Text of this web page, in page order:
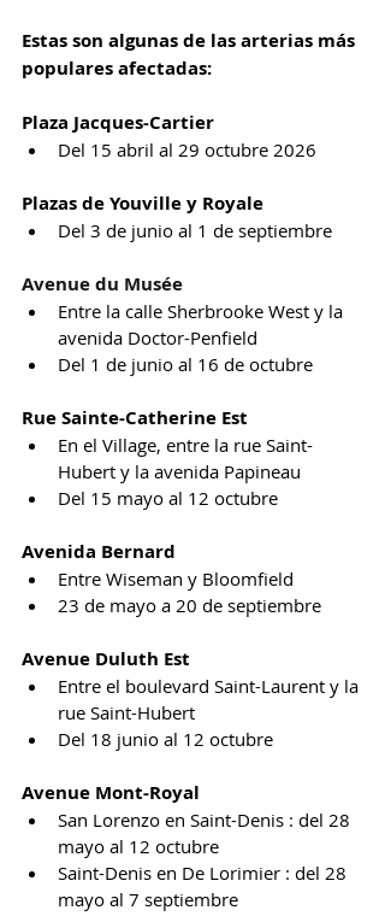
Estas son algunas de las arterias más
populares afectadas:
Plaza Jacques-Cartier
Del 15 abril al 29 octubre 2026
Plazas de Youville y Royale
Del 3 de junio al 1 de septiembre
Avenue du Musée
Entre la calle Sherbrooke West y la
avenida Doctor-Penfield
Del 1 de junio al 16 de octubre
Rue Sainte-Catherine Est
En el Village, entre la rue Saint-
Hubert y la avenida Papineau
Del 15 mayo al 12 octubre
Avenida Bernard
Entre Wiseman y Bloomfield
23 de mayo a 20 de septiembre
Avenue Duluth Est
Entre el boulevard Saint-Laurent y la
rue Saint-Hubert
Del 18 junio al 12 octubre
Avenue Mont-Royal
San Lorenzo en Saint-Denis : del 28
mayo al 12 octubre
Saint-Denis en De Lorimier : del 28
mayo al 7 septiembre